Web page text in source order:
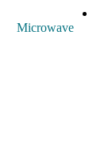
Microwave